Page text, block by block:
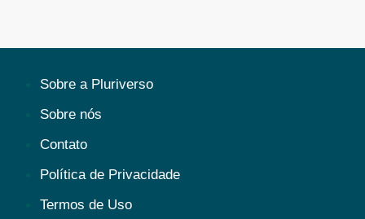
Sobre a Pluriverso
Sobre nós
Contato
Política de Privacidade
Termos de Uso